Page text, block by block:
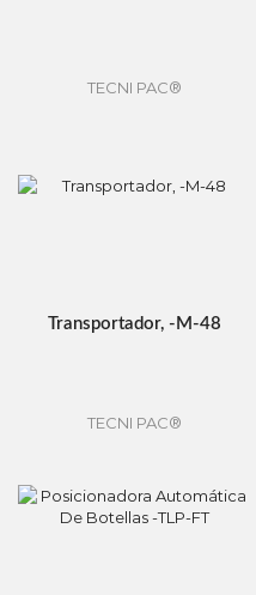
TECNI PAC®
Transportador, -M-48
TECNI PAC®